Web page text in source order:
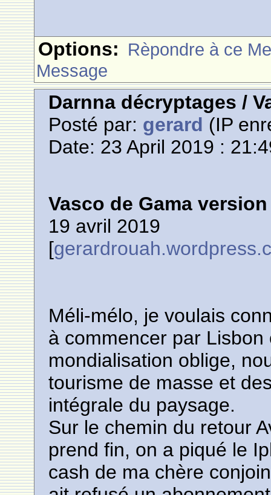
Options: Rèpondre à ce
Message
Darnna décryptages /
Posté par: gerard (IP
Date: 23 April 2019 :
Vasco de Gama
19 avril 2019
[
Méli-mélo, je voulais
à commencer par
mondialisation oblige,
tourisme de masse et
intégrale du paysage.
Sur le chemin du retour
prend fin, on a piqué le
cash de ma chère